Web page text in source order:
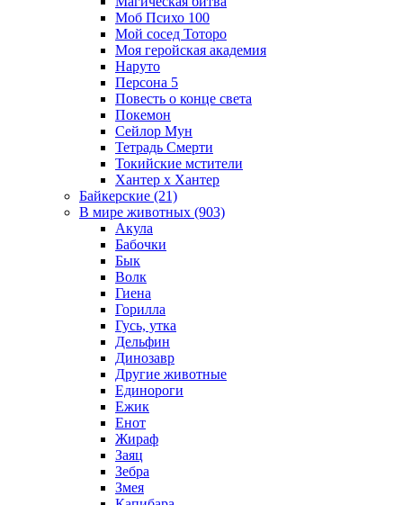
Моб Психо 100
Мой сосед Тоторо
Моя геройская академия
Наруто
Персона 5
Повесть о конце света
Покемон
Сейлор Мун
Тетрадь Смерти
Токийские мстители
Хантер х Хантер
Байкерские (21)
В мире животных (903)
Акула
Бабочки
Бык
Волк
Гиена
Горилла
Гусь, утка
Дельфин
Динозавр
Другие животные
Единороги
Ежик
Енот
Жираф
Заяц
Зебра
Змея